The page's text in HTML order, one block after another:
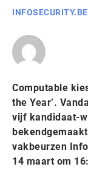
INFOSECURITY.BE
Computable
the Year’.
vijf kandidaat-
vakbeurzen
14 maart om